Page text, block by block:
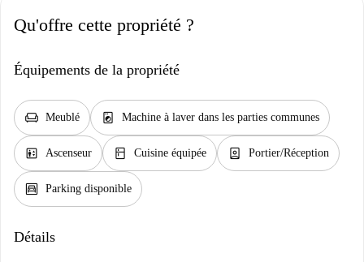
Qu'offre cette propriété ?
Équipements de la propriété
chair Meublé local_laundry_service Machine à laver dans les parties communes
elevator Ascenseur kitchen Cuisine équipée person_book Portier/Réception
garage Parking disponible
Détails